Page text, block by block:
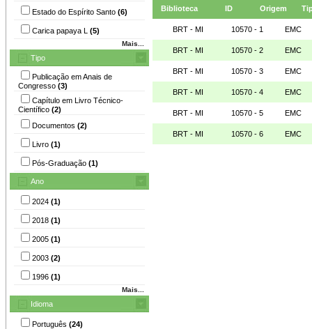
Estado do Espírito Santo (6)
Carica papaya L (5)
Mais...
Tipo
Publicação em Anais de
Congresso (3)
Capítulo em Livro Técnico-
Científico (2)
Documentos (2)
Livro (1)
Pós-Graduação (1)
Ano
2024 (1)
2018 (1)
2005 (1)
2003 (2)
1996 (1)
Mais...
Idioma
Português (24)
Biblioteca ID Origem
BRT - MI 10570 - 1 EMC
BRT - MI 10570 - 2 EMC
BRT - MI 10570 - 3 EMC
BRT - MI 10570 - 4 EMC
BRT - MI 10570 - 5 EMC
BRT - MI 10570 - 6 EMC